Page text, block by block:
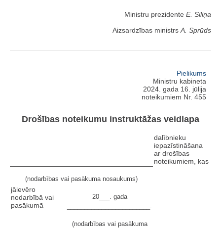
Ministru prezidente E. Siliņa
Aizsardzības ministrs A. Sprūds
Pielikums
Ministru kabineta
2024. gada 16. jūlija
noteikumiem Nr. 455
Drošības noteikumu instruktāžas veidlapa
dalībnieku
iepazīstināšana
ar drošības
noteikumiem, kas
(nodarbības vai pasākuma nosaukums)
jāievēro
nodarbībā vai
pasākumā
20___. gada
(nodarbības vai pasākuma